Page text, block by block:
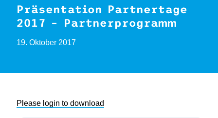
Präsentation Partnertage
2017 – Partnerprogramm
19. Oktober 2017
Please login to download